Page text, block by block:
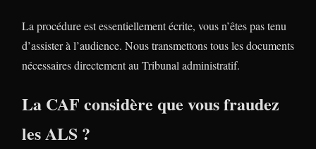
La procédure est essentiellement écrite, vous n’êtes pas tenu
d’assister à l’audience. Nous transmettons tous les documents
nécessaires directement au Tribunal administratif.
La CAF considère que vous fraudez
les ALS ?